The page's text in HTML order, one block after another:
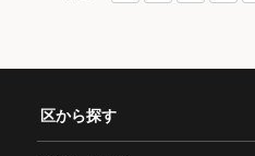
区から探す